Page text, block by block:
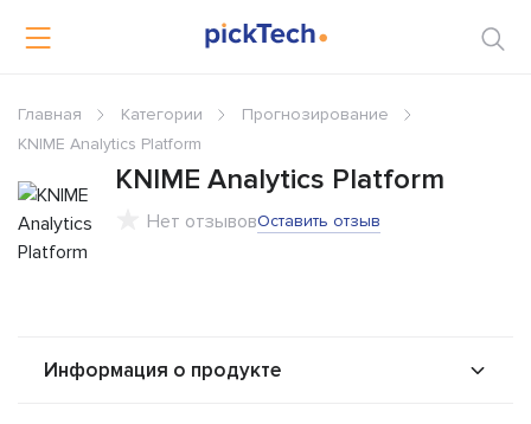
Главная Категории
Прогнозирование
KNIME Analytics Platform
KNIME Analytics Platform
Нет отзывовОставить отзыв
Информация о продукте